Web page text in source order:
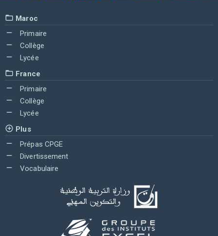
Maroc
Primaire
Collège
Lycée
France
Primaire
Collège
Lycée
Plus
Prépas CPGE
Divertissement
Vocabulaire